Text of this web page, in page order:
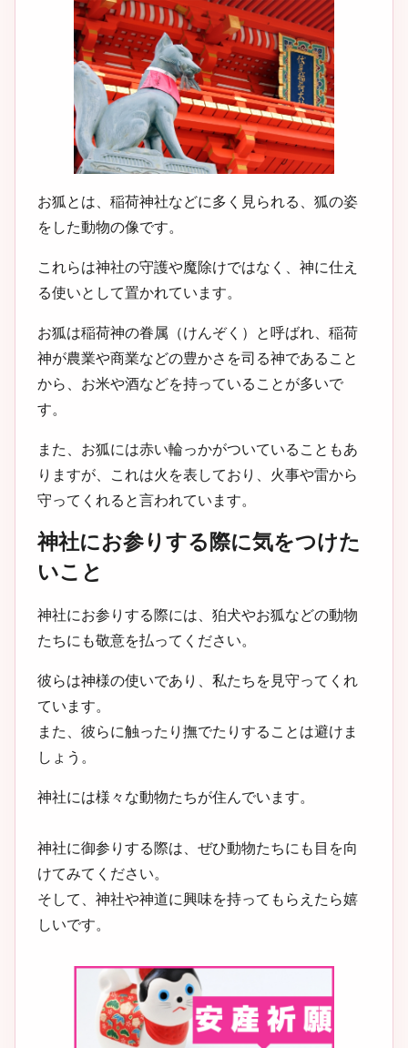
お狐とは、稲荷神社などに多く見られる、狐の姿
をした動物の像です。
これらは神社の守護や魔除けではなく、神に仕え
る使いとして置かれています。
お狐は稲荷神の眷属（けんぞく）と呼ばれ、稲荷
神が農業や商業などの豊かさを司る神であること
から、お米や酒などを持っていることが多いで
す。
また、お狐には赤い輪っかがついていることもあ
りますが、これは火を表しており、火事や雷から
守ってくれると言われています。
神社にお参りする際に気をつけた
いこと
神社にお参りする際には、狛犬やお狐などの動物
たちにも敬意を払ってください。
彼らは神様の使いであり、私たちを見守ってくれ
ています。
また、彼らに触ったり撫でたりすることは避けま
しょう。
神社には様々な動物たちが住んでいます。
神社に御参りする際は、ぜひ動物たちにも目を向
けてみてください。
そして、神社や神道に興味を持ってもらえたら嬉
しいです。